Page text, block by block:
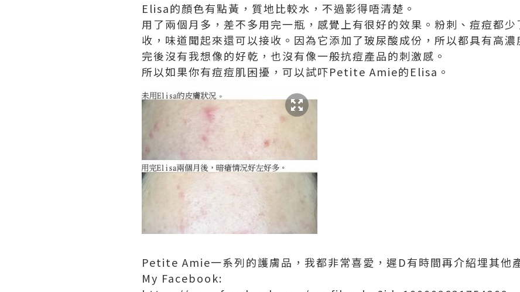
Elisa的顏色有點黃，質地比較水，不過影得唔清楚。
用了兩個月多，差不多用完一瓶，感覺上有很好的效果。粉刺、痘痘都
收，味道聞起來還可以接收。因為它添加了玻尿酸成份， 所以都具有高
完後沒有我想像的好乾，也沒有像一般抗痘產品的刺激感。
所以如果你有痘痘肌困擾，可以試吓Petite Amie的Elisa。
Petite Amie一系列的護膚品，我都非常喜愛，遲D有時間再介紹埋其他
My Facebook: